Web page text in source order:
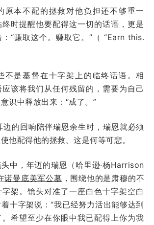
原本不配的拯救对他负担还不够重一
时提醒他要配得这一切的话语，更是
“赚取这个。赚取它。”（ “Earn this.
不是基督在十字架上的临终话语。相
该将我们从任何残留的，需要为自己
识中释放出来：“成了。”
边的回响陪伴瑞恩余生时，瑞恩就必须
他配得他的拯救。这是何等可悲。
中，年迈的瑞恩（哈里逊·杨Harrison
诺曼底美军公墓 ，围绕他的是肃穆的不
架。镜头对准了一座白色十字架空白
十字架说：“我已经努力活出能够达到
希望至少在你眼中我已配得上你为我